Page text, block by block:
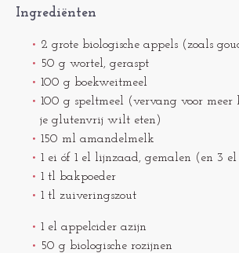
Ingrediënten
2 grote biologische appels (zoals
50 g wortel, geraspt
100 g boekweitmeel
100 g speltmeel (vervang voor meer
je glutenvrij wilt eten)
150 ml amandelmelk
1 ei óf 1 el lijnzaad, gemalen (en 3
1 tl bakpoeder
1 tl zuiveringszout
1 el appelcider azijn
50 g biologische rozijnen